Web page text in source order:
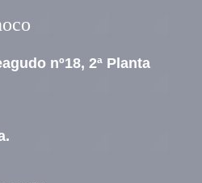
nº18, 2ª Planta